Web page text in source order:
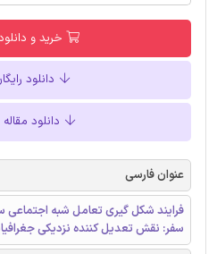
خرید و
دانلود
دانلود
عنوان فارسی
فرایند شکل گیری تعامل شبه اجتماعی
سفر: نقش تعدیل کننده نزدیکی